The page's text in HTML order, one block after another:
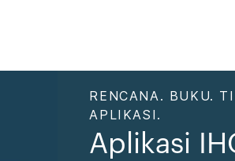
RENCANA. BUKU.
APLIKASI.
Aplikasi